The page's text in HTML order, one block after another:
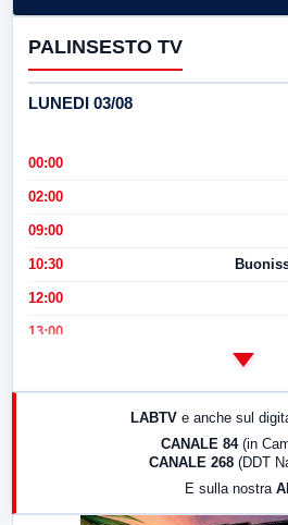
PALINSESTO TV
LUNEDI 03/08
00:00
02:00
09:00
10:30
12:00
13:00
LABTV e anche sul
CANALE 84 (in
CANALE 268 (DDT
E sulla nostra